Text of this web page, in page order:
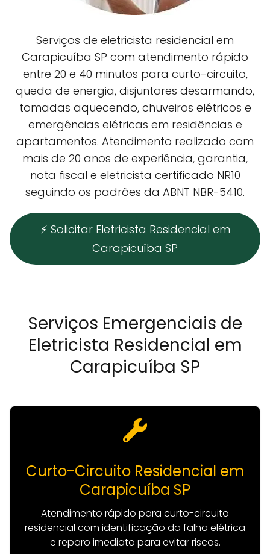
Serviços de eletricista residencial em
Carapicuíba SP com atendimento rápido
entre 20 e 40 minutos para curto-circuito,
queda de energia, disjuntores desarmando,
tomadas aquecendo, chuveiros elétricos e
emergências elétricas em residências e
apartamentos. Atendimento realizado com
mais de 20 anos de experiência, garantia,
nota fiscal e eletricista certificado NR10
seguindo os padrões da ABNT NBR-5410.
⚡ Solicitar Eletricista Residencial em
Carapicuíba SP
Serviços Emergenciais de
Eletricista Residencial em
Carapicuíba SP
Curto-Circuito Residencial em
Carapicuíba SP
Atendimento rápido para curto-circuito
residencial com identificação da falha elétrica
e reparo imediato para evitar riscos.